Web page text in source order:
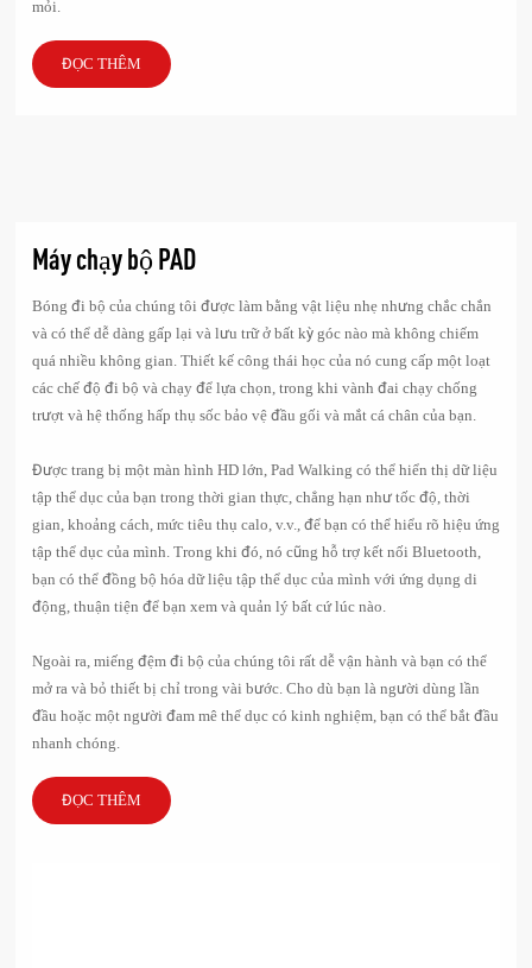
mỏi.
ĐỌC THÊM
Máy chạy bộ PAD
Bóng đi bộ của chúng tôi được làm bằng vật liệu nhẹ nhưng chắc chắn
và có thể dễ dàng gấp lại và lưu trữ ở bất kỳ góc nào mà không chiếm
quá nhiều không gian. Thiết kế công thái học của nó cung cấp một loạt
các chế độ đi bộ và chạy để lựa chọn, trong khi vành đai chạy chống
trượt và hệ thống hấp thụ sốc bảo vệ đầu gối và mắt cá chân của bạn.
Được trang bị một màn hình HD lớn, Pad Walking có thể hiển thị dữ liệu
tập thể dục của bạn trong thời gian thực, chẳng hạn như tốc độ, thời
gian, khoảng cách, mức tiêu thụ calo, v.v., để bạn có thể hiểu rõ hiệu ứng
tập thể dục của mình. Trong khi đó, nó cũng hỗ trợ kết nối Bluetooth,
bạn có thể đồng bộ hóa dữ liệu tập thể dục của mình với ứng dụng di
động, thuận tiện để bạn xem và quản lý bất cứ lúc nào.
Ngoài ra, miếng đệm đi bộ của chúng tôi rất dễ vận hành và bạn có thể
mở ra và bỏ thiết bị chỉ trong vài bước. Cho dù bạn là người dùng lần
đầu hoặc một người đam mê thể dục có kinh nghiệm, bạn có thể bắt đầu
nhanh chóng.
ĐỌC THÊM